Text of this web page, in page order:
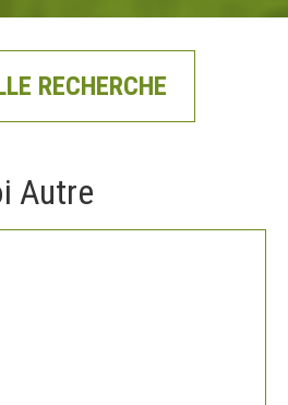
RECHERCHE
Autre